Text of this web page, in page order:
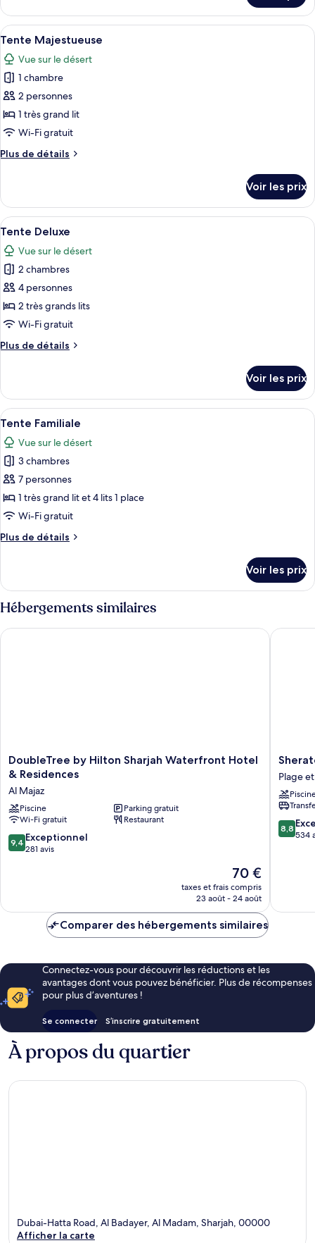
piscine
privée
le
type
de
chambre
Tente,
2
chambres,
piscine
privée
Afficher
toutes
les
photos
pour
ce
type
chambre :
Une piscine dotée d’un patio
4
Tente Majestueuse
Vue sur le désert
1 chambre
2 personnes
1 très grand lit
Wi-Fi gratuit
Plus de détails
Plus
le
type
de
chambre
Tente
Majestueuse
Voir les prix
Afficher
toutes
les
photos
pour
ce
type
chambre :
Un espace aménagé au bord de la
7
Tente Deluxe
Vue sur le désert
2 chambres
4 personnes
2 très grands lits
Wi-Fi gratuit
Plus de détails
Plus
le
type
de
chambre
Tente
Deluxe
Voir les prix
Afficher
toutes
les
photos
pour
ce
type
chambre :
Une piscine avec des chaises
7
Tente Familiale
Vue sur le désert
3 chambres
7 personnes
1 très grand lit et 4 lits 1 place
Wi-Fi gratuit
Plus de détails
Plus
le
type
de
chambre
Tente
Voir les prix
Hébergements similaires
DoubleTree
by
Sharjah
Waterfront
Hotel
&
Residences
DoubleTree by Hilton Sharjah Waterfront Hotel
& Residences
Al Majaz
Piscine
Parking gratuit
Wi-Fi gratuit
Restaurant
9.4
sur
9,4 Exceptionnel
281 avis
Le
nouveau
prix
de
70 €
taxes et frais compris
23 août - 24 août
DoubleTree by Hilton Sharjah Waterfront Hotel & Residences
Sharjah
Beach
Resort
&
Spa
Plage
Plage
8.8
sur
8,8
534
Comparer des hébergements similaires
Connectez-vous pour découvrir les réductions et les
avantages dont vous pouvez bénéficier. Plus de récompenses
pour plus d’aventures !
Se connecter S’inscrire gratuitement
À propos du quartier
Dubai-Hatta Road, Al Badayer, Al Madam, Sharjah, 00000
Afficher la carte